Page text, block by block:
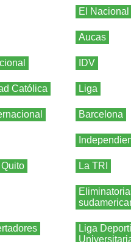
El Nacional
Aucas
IDV
Católica Liga
Barcelona
La TRI
Liga